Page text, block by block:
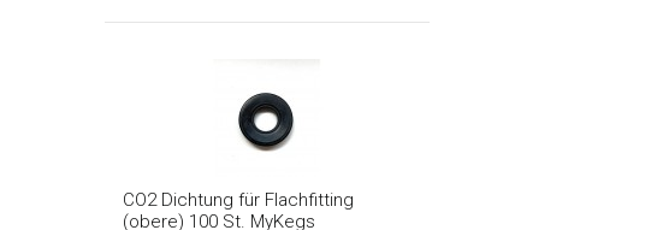
CO2 Dichtung für Flachfitting
(obere) 100 St. MyKegs